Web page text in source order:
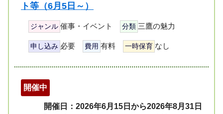
ト等（6月5日～）
ジャンル 催事・イベント 分類 三鷹の魅力
申し込み 必要 費用 有料 一時保育 なし
開催中
開催日：2026年6月15日から2026年8月31日